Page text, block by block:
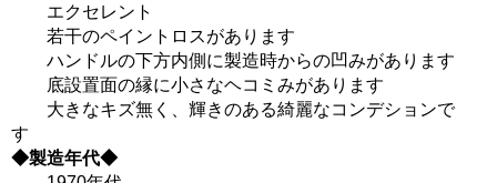
エクセレント
若干のペイントロスがあります
ハンドルの下方内側に製造時からの凹みがあります
底設置面の縁に小さなヘコミみがあります
大きなキズ無く、輝きのある綺麗なコンデションで
す
◆製造年代◆